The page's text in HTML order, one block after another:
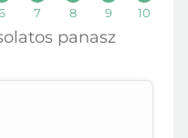
7 8 9 10
panasz